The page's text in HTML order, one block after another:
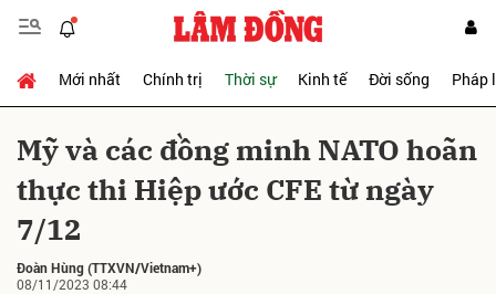
Mới nhất Chính trị Thời sự Kinh tế Đời sống Pháp
Mỹ và các đồng minh NATO hoãn
thực thi Hiệp ước CFE từ ngày
7/12
Đoàn Hùng(TTXVN/Vietnam+)
08/11/2023 08:44
Gửi bình luận